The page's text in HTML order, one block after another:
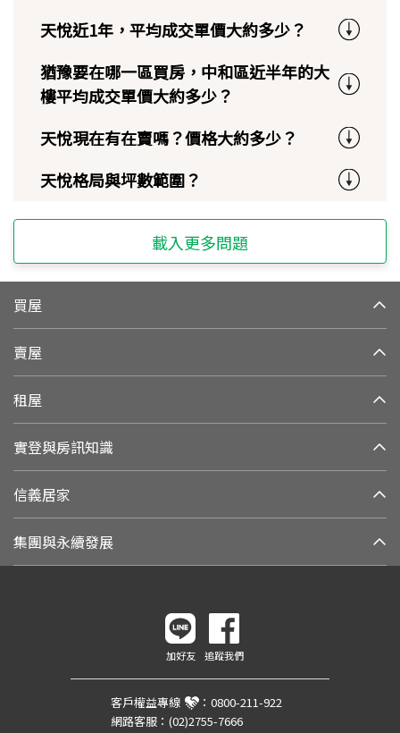
天悅近1年，平均成交單價大約多少？
猶豫要在哪一區買房，中和區近半年的大
樓平均成交單價大約多少？
天悅現在有在賣嗎？價格大約多少？
天悅格局與坪數範圍？
載入更多問題
買屋
賣屋
租屋
實登與房訊知識
信義居家
集團與永續發展
加好友 追蹤我們
客戶權益專線 ： 0800-211-922
網路客服： (02)2755-7666